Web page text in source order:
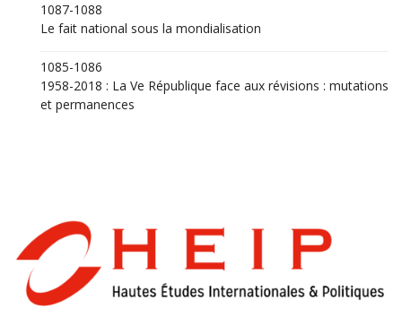
1087-1088
Le fait national sous la mondialisation
1085-1086
1958-2018 : La Ve République face aux révisions : mutations
et permanences